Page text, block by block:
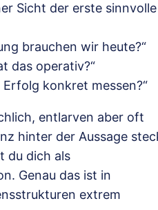
Sicht der erste sinnvolle
brauchen wir heute?“
das operativ?“
konkret messen?“
entlarven aber oft
hinter der Aussage
du dich als
Genau das ist in
extrem